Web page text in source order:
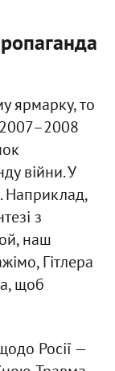
ярмарку, то
2007–2008
війни. У
Наприклад,
з
наш
Гітлера
щоб
Росії —